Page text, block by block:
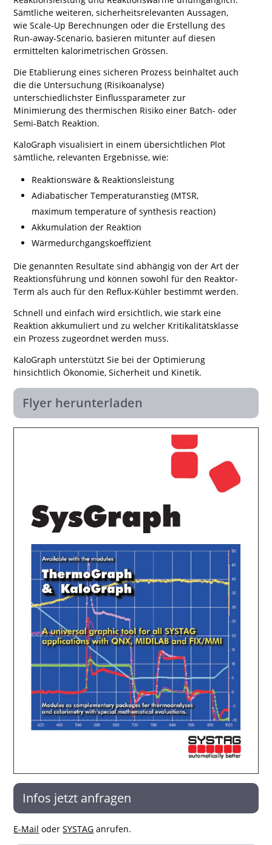
Sämtliche weiteren, sicherheitsrelevanten Aussagen,
wie Scale-Up Berechnungen oder die Erstellung des
Run-away-Scenario, basieren mitunter auf diesen
ermittelten kalorimetrischen Grössen.
Die Etablierung eines sicheren Prozess beinhaltet auch
die die Untersuchung (Risikoanalyse)
unterschiedlichster Einflussparameter zur
Minimierung des thermischen Risiko einer Batch- oder
Semi-Batch Reaktion.
KaloGraph visualisiert in einem übersichtlichen Plot
sämtliche, relevanten Ergebnisse, wie:
Reaktionswäre & Reaktionsleistung
Adiabatischer Temperaturanstieg (MTSR,
maximum temperature of synthesis reaction)
Akkumulation der Reaktion
Wärmedurchgangskoeffizient
Die genannten Resultate sind abhängig von der Art der
Reaktionsführung und können sowohl für den Reaktor-
Term als auch für den Reflux-Kühler bestimmt werden.
Schnell und einfach wird ersichtlich, wie stark eine
Reaktion akkumuliert und zu welcher Kritikalitätsklasse
ein Prozess zugeordnet werden muss.
KaloGraph unterstützt Sie bei der Optimierung
hinsichtlich Ökonomie, Sicherheit und Kinetik.
Flyer herunterladen
Infos jetzt anfragen
E-Mail oderSYSTAG anrufen.